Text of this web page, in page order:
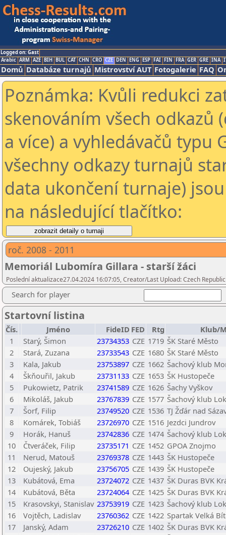
Logged on: Gast
Arabic ARM AZE BIH BUL CAT CHN CRO CZE DEN ENG ESP FAI FIN FRA GER GRE INA
Domů Databáze turnajů Mistrovství AUT Fotogalerie FAQ
Poznámka: Kvůli redukci
skenováním všech odkazů
a více) a vyhledávačů typu
všechny odkazy turnajů
data ukončení turnaje)
na následující tlačítko:
roč. 2008 - 2011
Memoriál Lubomíra Gillara - starší žáci
Poslední aktualizace27.04.2024 16:07:05, Creator/Last Upload: Czech
Search for player
Startovní listina
Čís. Jméno FideID FED Rtg
Klub/
1
Starý, Šimon 23734353 CZE 1719 ŠK Staré Město
2
Stará, Zuzana 23733543 CZE 1680 ŠK Staré Město
3
Kala, Jakub 23753897 CZE 1662 Šachový klub
4
Škňouřil, Jakub 23731133 CZE 1653 ŠK Hustopeče
5
Pukowietz, Patrik 23741589 CZE 1626 Šachy Vyškov
6
Mikoláš, Jakub 23767839 CZE 1577 Šachový klub
7
Šorf, Filip 23749520 CZE 1536 TJ Žďár nad
8
Komárek, Tobiáš 23726970 CZE 1516 Jezdci Jundrov
9
Horák, Hanuš 23742836 CZE 1474 Šachový klub
10
Čtveráček, Filip 23735171 CZE 1452 GPOA Znojmo
11
Nerud, Matouš 23769378 CZE 1443 ŠK Hustopeče
12
Oujeský, Jakub 23756705 CZE 1439 ŠK Hustopeče
13
Kubátová, Ema 23724072 CZE 1437 ŠK Duras BVK
14
Kubátová, Běta 23724064 CZE 1425 ŠK Duras BVK
15
Krasovskyi, Stanislav 23753919 CZE 1423 Šachový klub
16
Vojtěch, Ladislav 23760362 CZE 1422 Spartak Velká
17
Janský, Adam 23726210 CZE 1402 ŠK Duras BVK